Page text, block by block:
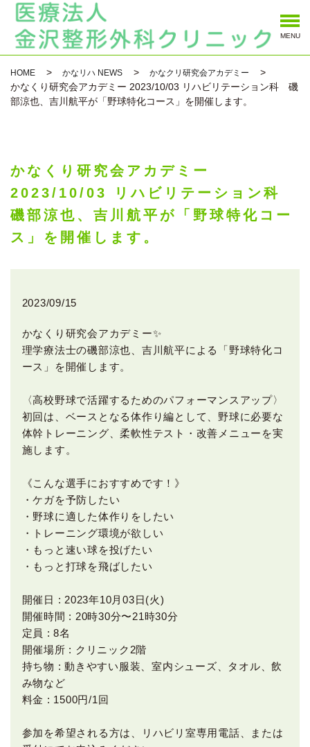
MENU
HOME かなリハ NEWS かなクリ研究会アカデミー
かなくり研究会アカデミー 2023/10/03 リハビリテーション科 磯
部涼也、吉川航平が「野球特化コース」を開催します。
かなくり研究会アカデミー
2023/10/03 リハビリテーション科
磯部涼也、吉川航平が「野球特化コー
ス」を開催します。
2023/09/15
かなくり研究会アカデミー✨
理学療法士の磯部涼也、吉川航平による「野球特化コ
ース」を開催します。
〈高校野球で活躍するためのパフォーマンスアップ〉
初回は、ベースとなる体作り編として、野球に必要な
体幹トレーニング、柔軟性テスト・改善メニューを実
施します。
《こんな選手におすすめです！》
・ケガを予防したい
・野球に適した体作りをしたい
・トレーニング環境が欲しい
・もっと速い球を投げたい
・もっと打球を飛ばしたい
開催日 : 2023年10月03日(火)
開催時間 : 20時30分〜21時30分
定員 : 8名
開催場所 : クリニック2階
持ち物 : 動きやすい服装、室内シューズ、タオル、飲
み物など
料金 : 1500円/1回
参加を希望される方は、リハビリ室専用電話、または